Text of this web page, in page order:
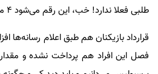
طلبی فعلا ندارد! خب، این رقم می‌شود 4 میلیاردتومان.
قرارداد بازیکنان هم طبق اعلام